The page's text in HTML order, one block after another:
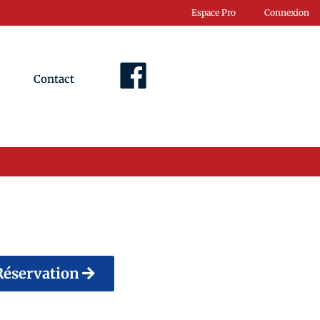
Espace Pro Connexion
Contact Facebook